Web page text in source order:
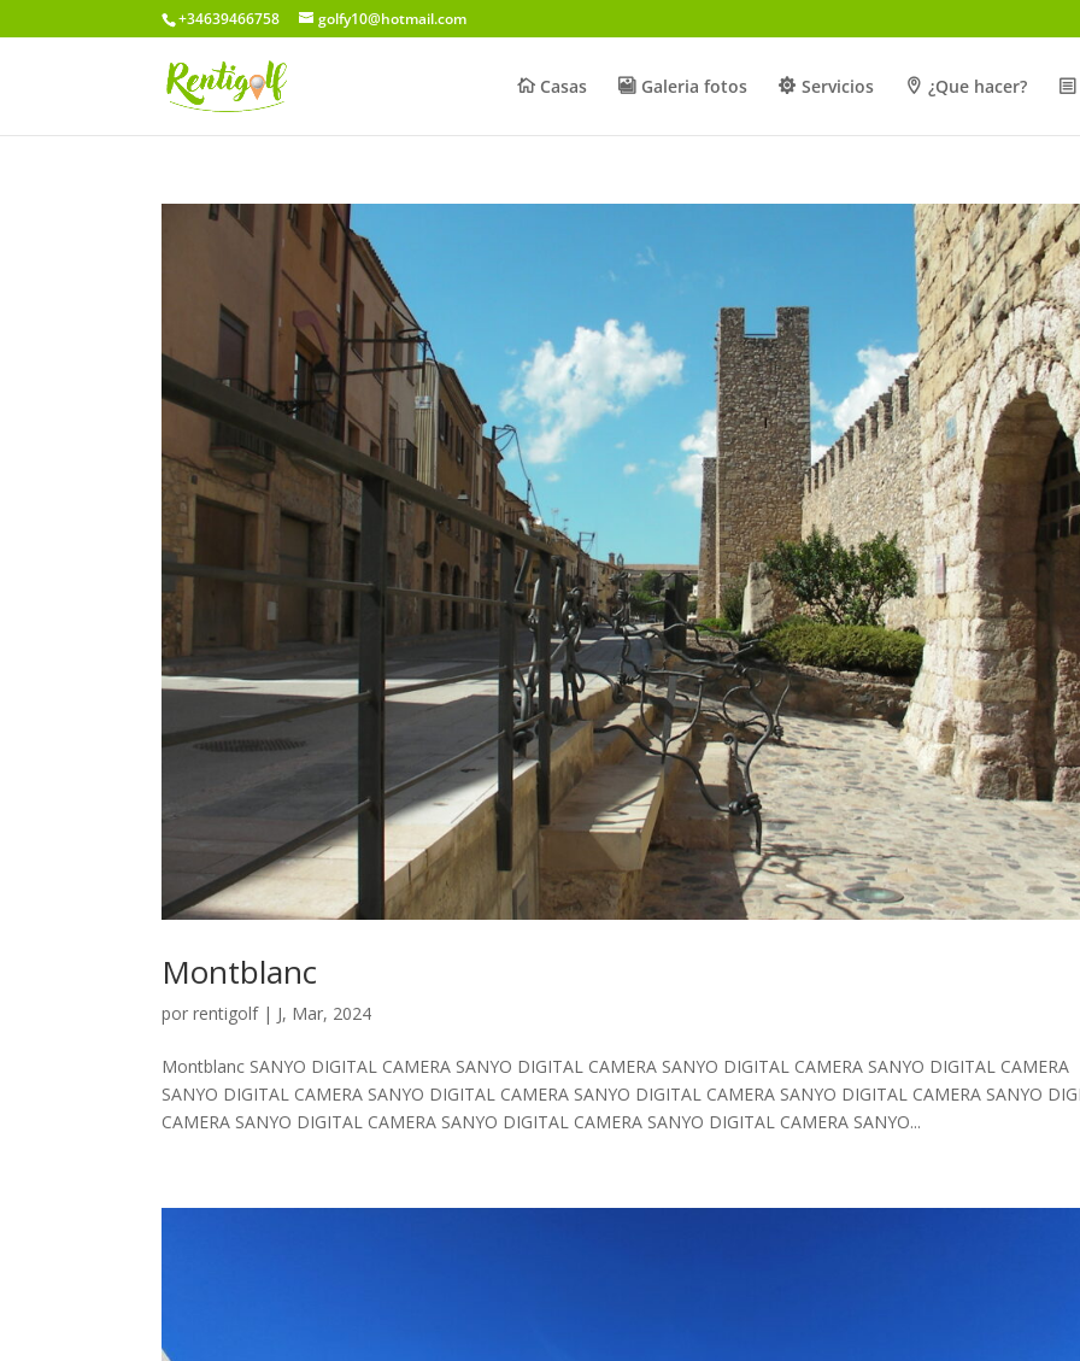
+34639466758 golfy10@hotmail.com
Casas Galeria fotos Servicios ¿Que hacer?
Montblanc
porrentigolf| J, Mar, 2024
Montblanc SANYO DIGITAL CAMERA SANYO DIGITAL CAMERA SANYO DIGITAL CAMERA SANYO DIGITAL CAMERA
SANYO DIGITAL CAMERA SANYO DIGITAL CAMERA SANYO DIGITAL CAMERA SANYO DIGITAL CAMERA SANYO
CAMERA SANYO DIGITAL CAMERA SANYO DIGITAL CAMERA SANYO DIGITAL CAMERA SANYO...